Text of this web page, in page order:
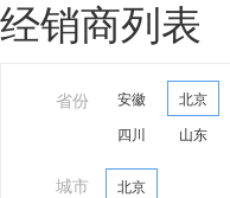
经销商列表
省份 安徽 北京
四川
山东
城市 北京